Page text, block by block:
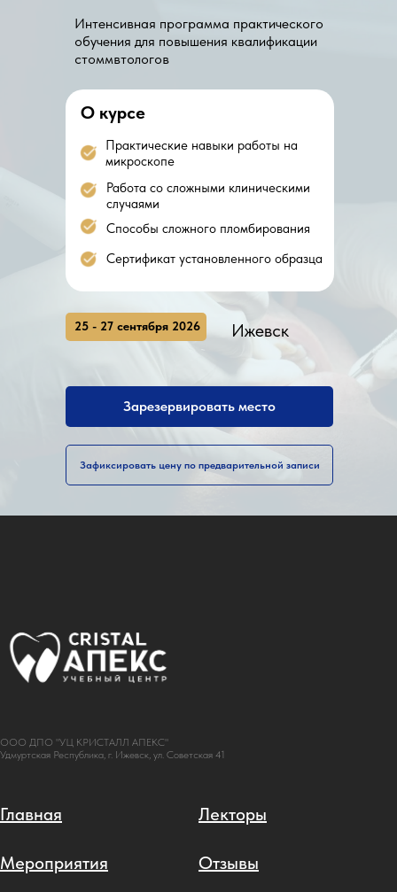
Интенсивная программа практического
обучения для повышения квалификации
стоммвтологов
Ижевск
25 - 27 сентября 2026
О курсе
Работа со сложными клиническими
случаями
Сертификат установленного образца
Способы сложного пломбирования
Практические навыки работы на
микроскопе
Зафиксировать цену по предварительной записи
Зарезервировать место
ООО ДПО "УЦ КРИСТАЛЛ АПЕКС"
Удмуртская Республика, г. Ижевск, ул. Советская 41
Главная
Мероприятия
Лекторы
Отзывы